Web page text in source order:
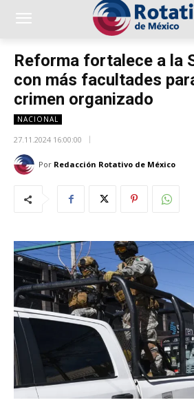
Reforma fortalece a la
con más facultades
crimen organizado
NACIONAL
27.11.2024 16:00:00
Por Redacción Rotativo de México